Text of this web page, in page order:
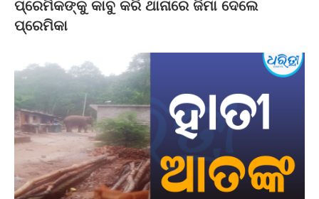
ପ୍ରେମିକଙ୍କୁ କାବୁ କରି ଥାନାରେ ଜିମା ଦେଲେ
ପ୍ରେମିକା